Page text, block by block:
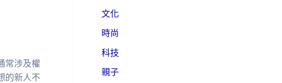
常涉及權
的新人不
文化
時尚
科技
親子